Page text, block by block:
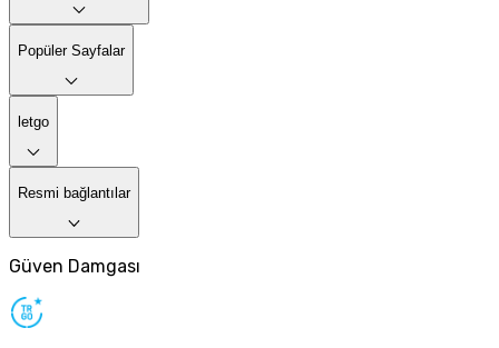
Popüler Sayfalar
letgo
Resmi bağlantılar
Güven Damgası